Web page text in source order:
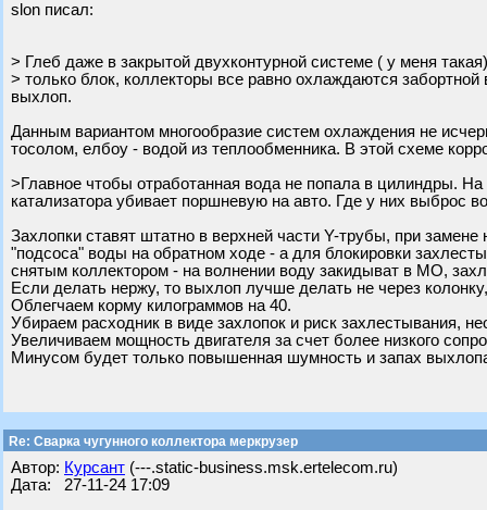
slon писал:
> Глеб даже в закрытой двухконтурной системе ( у меня
> только блок, коллекторы все равно охлаждаются
выхлоп.
Данным вариантом многообразие систем охлаждения не
тосолом, елбоу - водой из теплообменника. В этой схеме
>Главное чтобы отработанная вода не попала в цилиндры.
катализатора убивает поршневую на авто. Где у них выброс
Захлопки ставят штатно в верхней части Y-трубы, при
"подсоса" воды на обратном ходе - а для блокировки
снятым коллектором - на волнении воду закидыват в МО,
Если делать нержу, то выхлоп лучше делать не через
Облегчаем корму килограммов на 40.
Убираем расходник в виде захлопок и риск захлестывания,
Увеличиваем мощность двигателя за счет более низкого
Минусом будет только повышенная шумность и запах
Re: Сварка чугунного коллектора меркрузер
Автор: Курсант (---.static-business.msk.ertelecom.ru)
Дата: 27-11-24 17:09